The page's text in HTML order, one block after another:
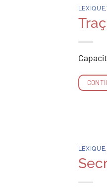
LEXIQUE
LEXIQUE